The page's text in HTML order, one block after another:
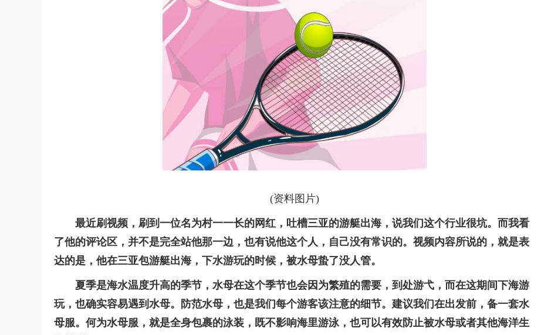
(资料图片)
最近刷视频，刷到一位名为村一一长的网红，吐槽三亚的游艇出海，说我们这个行业很坑。而我看
了他的评论区，并不是完全站他那一边，也有说他这个人，自己没有常识的。视频内容所说的，就是表
达的是，他在三亚包游艇出海，下水游玩的时候，被水母蛰了没人管。
夏季是海水温度升高的季节，水母在这个季节也会因为繁殖的需要，到处游弋，而在这期间下海游
玩，也确实容易遇到水母。防范水母，也是我们每个游客该注意的细节。建议我们在出发前，备一套水
母服。何为水母服，就是全身包裹的泳装，既不影响海里游泳，也可以有效防止被水母或者其他海洋生